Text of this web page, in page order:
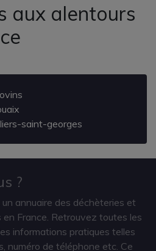
aux alentours
saint-georges
?
annuaire des déchèteries et
France. Retrouvez toutes les
informations pratiques telles
numéro de téléphone etc. Ce